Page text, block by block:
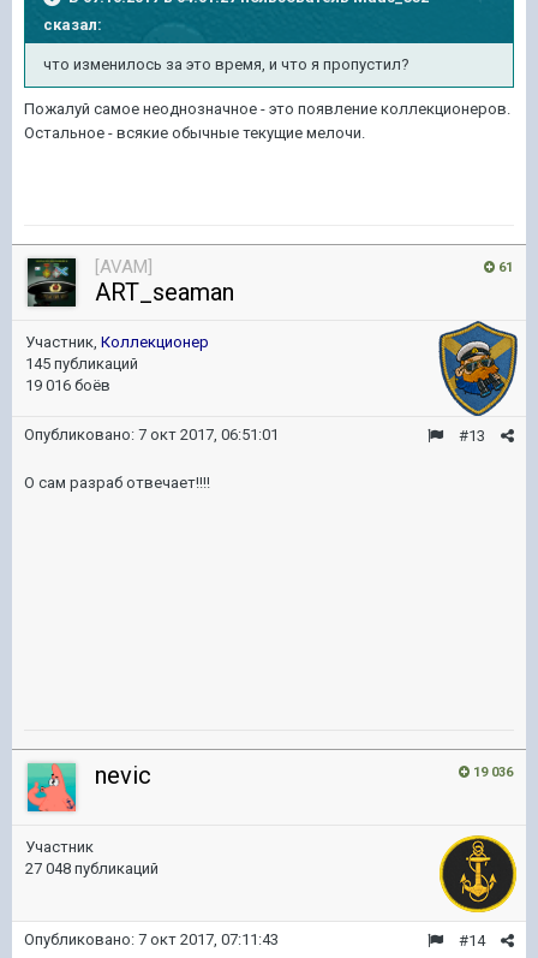
сказал:
что изменилось за это время, и что я пропустил?
Пожалуй самое неоднозначное - это появление коллекционеров.
Остальное - всякие обычные текущие мелочи.
61
[AVAM]
ART_seaman
Участник, Коллекционер
145 публикаций
19 016 боёв
#13
Опубликовано: 7 окт 2017, 06:51:01
О сам разраб отвечает!!!!
19 036
nevic
Участник
27 048 публикаций
#14
Опубликовано: 7 окт 2017, 07:11:43